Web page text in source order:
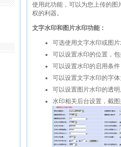
使用此功能，可以为您上传的图
权的利器。
文字水印和图片水印功能：
可选使用文字水印或图
可以设置水印的位置，
可以设置水印的启用条
可以设置文字水印的字
可以设置图片水印的透
水印相关后台设置，截